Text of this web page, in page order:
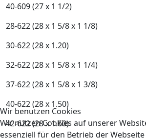
40-609 (27 x 1 1/2)
28-622 (28 x 1 5/8 x 1 1/8)
30-622 (28 x 1.20)
32-622 (28 x 1 5/8 x 1 1/4)
37-622 (28 x 1 5/8 x 1 3/8)
40-622 (28 x 1.50)
42-622 (28 x 1.60)
Wir benutzen Cookies
Wir nutzen Cookies auf unserer
essenziell für den Betrieb der